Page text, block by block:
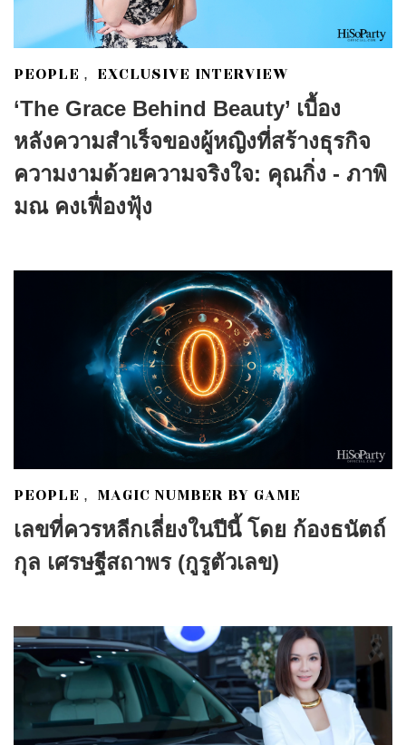
PEOPLE , EXCLUSIVE INTERVIEW
‘The Grace Behind Beauty’ เบื้อง
หลังความสำเร็จของผู้หญิงที่สร้างธุรกิจ
ความงามด้วยความจริงใจ: คุณกิ่ง - ภาพิ
มณ คงเฟื่องฟุ้ง
PEOPLE , MAGIC NUMBER BY GAME
เลขที่ควรหลีกเลี่ยงในปีนี้ โดย ก้องธนัตถ์
กุล เศรษฐีสถาพร (กูรูตัวเลข)